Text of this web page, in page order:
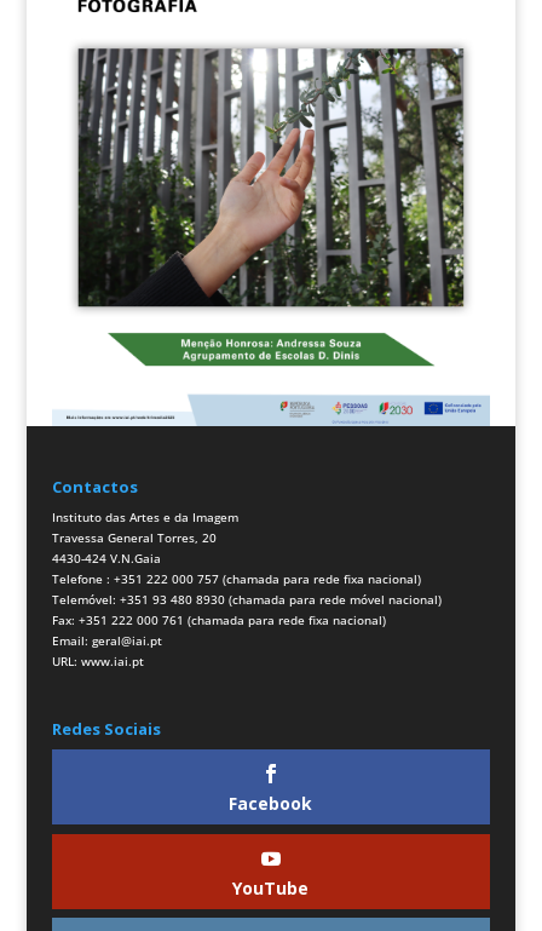
Contactos
Instituto das Artes e da Imagem
Travessa General Torres, 20
4430-424 V.N.Gaia
Telefone : +351 222 000 757 (chamada para rede fixa nacional)
Telemóvel: +351 93 480 8930 (chamada para rede móvel nacional)
Fax: +351 222 000 761 (chamada para rede fixa nacional)
Email: geral@iai.pt
URL: www.iai.pt
Redes Sociais
Facebook
YouTube